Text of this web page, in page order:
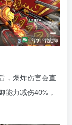
，爆炸伤害会直
能力减伤40%，